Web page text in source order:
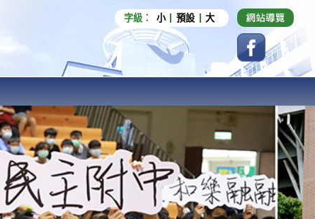
字級： 小 預設 大